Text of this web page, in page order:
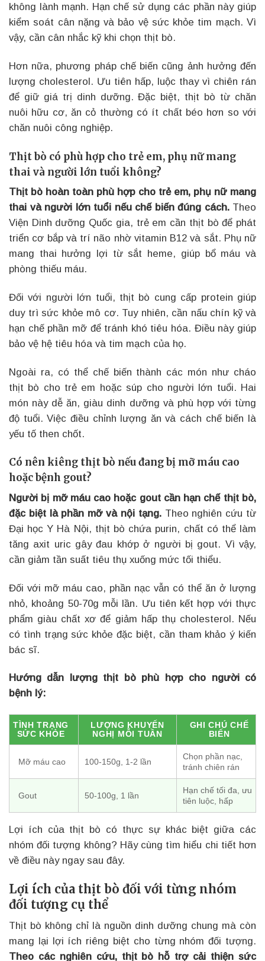
không lành mạnh. Hạn chế sử dụng các phần này giúp
kiểm soát cân nặng và bảo vệ sức khỏe tim mạch. Vì
vậy, cần cân nhắc kỹ khi chọn thịt bò.
Hơn nữa, phương pháp chế biến cũng ảnh hưởng đến
lượng cholesterol. Ưu tiên hấp, luộc thay vì chiên rán
để giữ giá trị dinh dưỡng. Đặc biệt, thịt bò từ chăn
nuôi hữu cơ, ăn cỏ thường có ít chất béo hơn so với
chăn nuôi công nghiệp.
Thịt bò có phù hợp cho trẻ em, phụ nữ mang
thai và người lớn tuổi không?
Thịt bò hoàn toàn phù hợp cho trẻ em, phụ nữ mang
thai và người lớn tuổi nếu chế biến đúng cách.Theo
Viện Dinh dưỡng Quốc gia, trẻ em cần thịt bò để phát
triển cơ bắp và trí não nhờ vitamin B12 và sắt. Phụ nữ
mang thai hưởng lợi từ sắt heme, giúp bổ máu và
phòng thiếu máu.
Đối với người lớn tuổi, thịt bò cung cấp protein giúp
duy trì sức khỏe mô cơ. Tuy nhiên, cần nấu chín kỹ và
hạn chế phần mỡ để tránh khó tiêu hóa. Điều này giúp
bảo vệ hệ tiêu hóa và tim mạch của họ.
Ngoài ra, có thể chế biến thành các món như cháo
thịt bò cho trẻ em hoặc súp cho người lớn tuổi. Hai
món này dễ ăn, giàu dinh dưỡng và phù hợp với từng
độ tuổi. Việc điều chỉnh lượng ăn và cách chế biến là
yếu tố then chốt.
Có nên kiêng thịt bò nếu đang bị mỡ máu cao
hoặc bệnh gout?
Người bị mỡ máu cao hoặc gout cần hạn chế thịt bò,
đặc biệt là phần mỡ và nội tạng.Theo nghiên cứu từ
Đại học Y Hà Nội, thịt bò chứa purin, chất có thể làm
tăng axit uric gây đau khớp ở người bị gout. Vì vậy,
cần giảm tần suất tiêu thụ xuống mức tối thiểu.
Đối với mỡ máu cao, phần nạc vẫn có thể ăn ở lượng
nhỏ, khoảng 50-70g mỗi lần. Ưu tiên kết hợp với thực
phẩm giàu chất xơ để giảm hấp thụ cholesterol. Nếu
có tình trạng sức khỏe đặc biệt, cần tham khảo ý kiến
bác sĩ.
Hướng dẫn lượng thịt bò phù hợp cho người có
bệnh lý:
TÌNH TRẠNG
SỨC KHỎE
LƯỢNG KHUYẾN
NGHỊ MỖI TUẦN
GHI CHÚ CHẾ
BIẾN
Mỡ máu cao 100-150g, 1-2 lần
Chọn phần nạc,
tránh chiên rán
Gout 50-100g, 1 lần
Hạn chế tối đa, ưu
tiên luộc, hấp
Lợi ích của thịt bò có thực sự khác biệt giữa các
nhóm đối tượng không? Hãy cùng tìm hiểu chi tiết hơn
về điều này ngay sau đây.
Lợi ích của thịt bò đối với từng nhóm
đối tượng cụ thể
Thịt bò không chỉ là nguồn dinh dưỡng chung mà còn
mang lại lợi ích riêng biệt cho từng nhóm đối tượng.
Theo các nghiên cứu, thịt bò hỗ trợ cải thiện sức